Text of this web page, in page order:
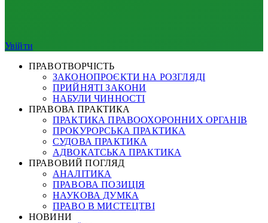
Увійти
ПРАВОТВОРЧІСТЬ
ЗАКОНОПРОЄКТИ НА РОЗГЛЯДІ
ПРИЙНЯТІ ЗАКОНИ
НАБУЛИ ЧИННОСТІ
ПРАВОВА ПРАКТИКА
ПРАКТИКА ПРАВООХОРОННИХ ОРГАНІВ
ПРОКУРОРСЬКА ПРАКТИКА
СУДОВА ПРАКТИКА
АДВОКАТСЬКА ПРАКТИКА
ПРАВОВИЙ ПОГЛЯД
АНАЛІТИКА
ПРАВОВА ПОЗИЦІЯ
НАУКОВА ДУМКА
ПРАВО В МИСТЕЦТВІ
НОВИНИ